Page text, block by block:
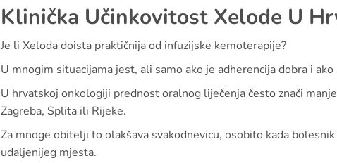
Klinička Učinkovitost Xelode U
Je li Xeloda doista praktičnija od infuzijske kemoterapije?
U mnogim situacijama jest, ali samo ako je adherencija dobra i ako
U hrvatskoj onkologiji prednost oralnog liječenja često znači
Zagreba, Splita ili Rijeke.
Za mnoge obitelji to olakšava svakodnevicu, osobito kada
udaljenijeg mjesta.